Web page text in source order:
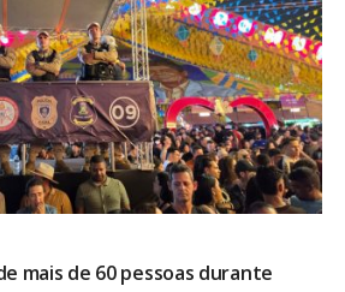
mais de 60 pessoas durante